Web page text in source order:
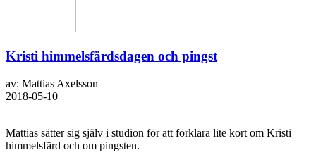
Kristi himmelsfärdsdagen och pingst
av: Mattias Axelsson
2018-05-10
Mattias sätter sig själv i studion för att förklara lite kort om Kristi
himmelsfärd och om pingsten.